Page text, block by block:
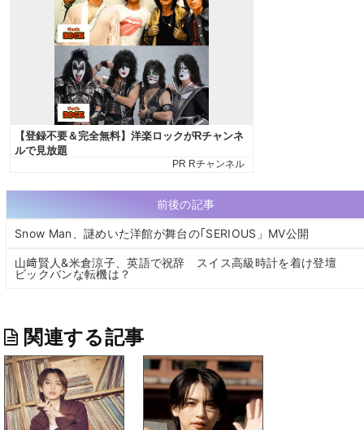
前後の記事
Snow Man、謎めいた洋館が舞台の｢SERIOUS」MV公開
山﨑賢人&米倉涼子、英語で祝辞 スイス高級時計を着け登壇
ビックバンな転機は？
関連する記事